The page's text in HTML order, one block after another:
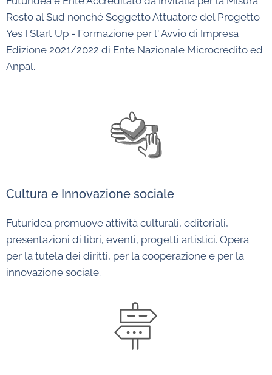
Resto al Sud nonchè Soggetto Attuatore del Progetto
Yes I Start Up - Formazione per l' Avvio di Impresa
Edizione 2021/2022 di Ente Nazionale Microcredito ed
Anpal.
Cultura e Innovazione sociale
Futuridea promuove attività culturali, editoriali,
presentazioni di libri, eventi, progetti artistici. Opera
per la tutela dei diritti, per la cooperazione e per la
innovazione sociale.